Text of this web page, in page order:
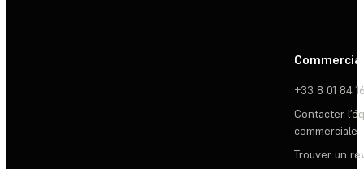
Commercial
+33 8 01 84
Contacter
commerciale
Trouver un